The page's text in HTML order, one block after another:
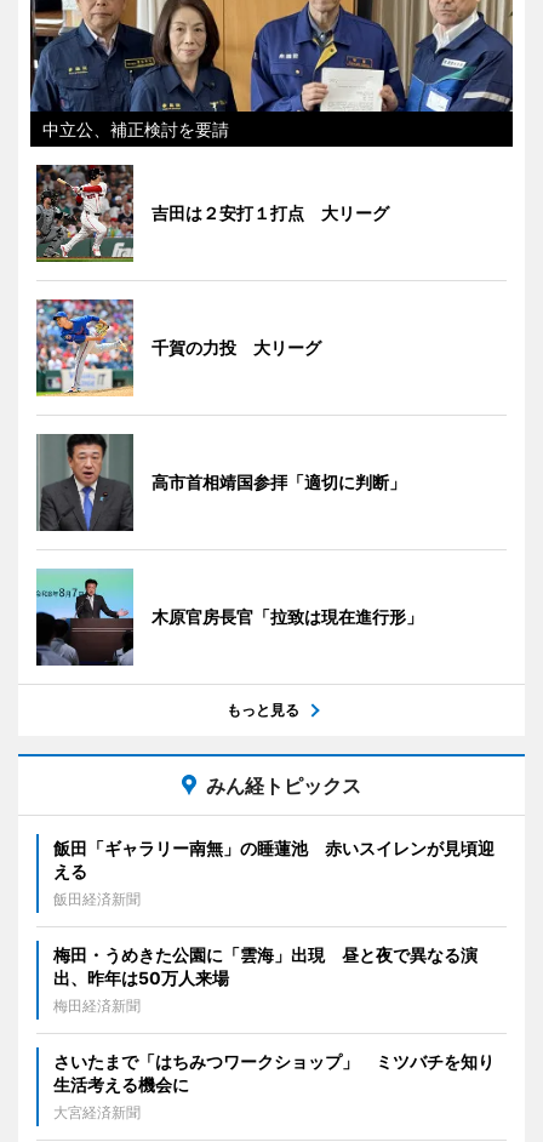
中立公、補正検討を要請
吉田は２安打１打点 大リーグ
千賀の力投 大リーグ
高市首相靖国参拝「適切に判断」
木原官房長官「拉致は現在進行形」
もっと見る
みん経トピックス
飯田「ギャラリー南無」の睡蓮池 赤いスイレンが見頃迎
える
飯田経済新聞
梅田・うめきた公園に「雲海」出現 昼と夜で異なる演
出、昨年は50万人来場
梅田経済新聞
さいたまで「はちみつワークショップ」 ミツバチを知り
生活考える機会に
大宮経済新聞